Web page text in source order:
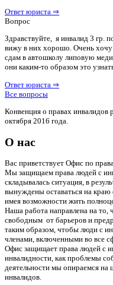
Ответ юриста ⇒
Вопрос
Здравствуйте, я инвалид 3 гр.
вижу в них хорошо. Очень хочу
сдам в автошколу липовую
они каким-то образом это
Ответ юриста ⇒
Все вопросы
Конвенция о правах инвалидов
октября 2016 года.
О нас
Вас приветствует Офис по
Мы защищаем права людей с
складывалась ситуация, в
вынуждены оставаться на
имея возможности жить
Наша работа направлена на то,
свободным от барьеров и
таким образом, чтобы люди с
членами, включенными во все
Офис защищает права людей с
инвалидности, как проблемы
деятельности мы опираемся на
инвалидов.